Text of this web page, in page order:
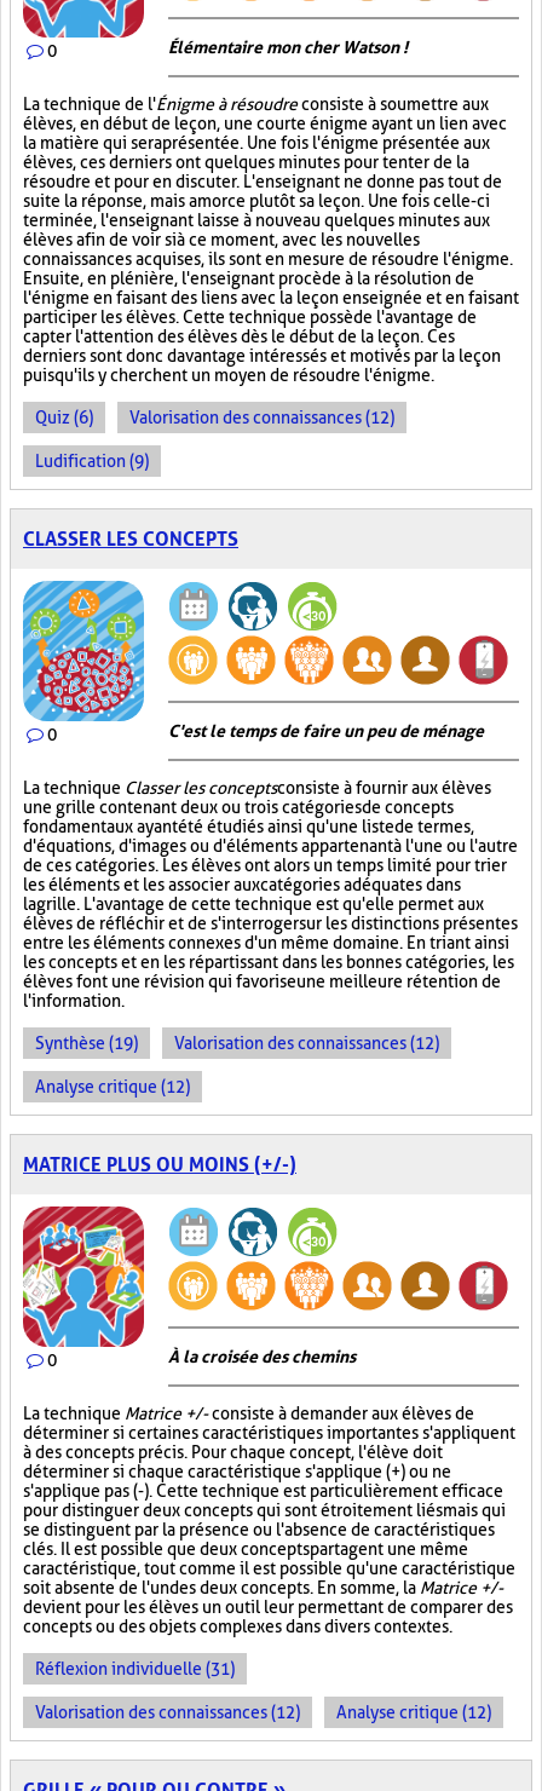
0 Élémentaire mon cher Watson !
La technique de l'Énigme à résoudreconsiste à soumettre aux
élèves, en début de leçon, une courte énigme ayant un lien avec
la matière qui sera présentée. Une fois l'énigme présentée aux
élèves, ces derniers ont quelques minutes pour tenter de la
résoudre et pour en discuter. L'enseignant ne donne pas tout de
suite la réponse, mais amorce plutôt sa leçon. Une fois celle-ci
terminée, l'enseignant laisse à nouveau quelques minutes aux
élèves afin de voir si à ce moment, avec les nouvelles
connaissances acquises, ils sont en mesure de résoudre l'énigme.
Ensuite, en plénière, l'enseignant procède à la résolution de
l'énigme en faisant des liens avec la leçon enseignée et en faisant
participer les élèves. Cette technique possède l'avantage de
capter l'attention des élèves dès le début de la leçon. Ces
derniers sont donc davantage intéressés et motivés par la leçon
puisqu'ils y cherchent un moyen de résoudre l'énigme.
Quiz (6) Valorisation des connaissances (12)
Ludification (9)
CLASSER LES CONCEPTS
0 C'est le temps de faire un peu de ménage
La technique Classer les conceptsconsiste à fournir aux élèves
une grille contenant deux ou trois catégories de concepts
fondamentaux ayant été étudiés ainsi qu'une liste de termes,
d'équations, d'images ou d'éléments appartenant à l'une ou l'autre
de ces catégories. Les élèves ont alors un temps limité pour trier
les éléments et les associer aux catégories adéquates dans
la grille. L'avantage de cette technique est qu'elle permet aux
élèves de réfléchir et de s'interroger sur les distinctions présentes
entre les éléments connexes d'un même domaine. En triant ainsi
les concepts et en les répartissant dans les bonnes catégories, les
élèves font une révision qui favorise une meilleure rétention de
l'information.
Synthèse (19) Valorisation des connaissances (12)
Analyse critique (12)
MATRICE PLUS OU MOINS (+/-)
0 À la croisée des chemins
La technique Matrice +/-consiste à demander aux élèves de
déterminer si certaines caractéristiques importantes s'appliquent
à des concepts précis. Pour chaque concept, l'élève doit
déterminer si chaque caractéristique s'applique (+) ou ne
s'applique pas (-). Cette technique est particulièrement efficace
pour distinguer deux concepts qui sont étroitement liés mais qui
se distinguent par la présence ou l'absence de caractéristiques
clés. Il est possible que deux concepts partagent une même
caractéristique, tout comme il est possible qu'une caractéristique
soit absente de l'un des deux concepts. En somme, la Matrice +/-
devient pour les élèves un outil leur permettant de comparer des
concepts ou des objets complexes dans divers contextes.
Réflexion individuelle (31)
Valorisation des connaissances (12) Analyse critique (12)